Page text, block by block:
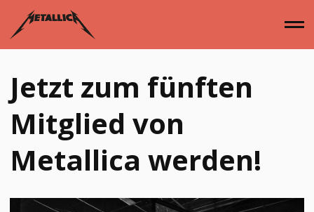
Inhalt
springen
Home
Alben
Jetzt zum fünften
Mitglied von
Metallica werden!